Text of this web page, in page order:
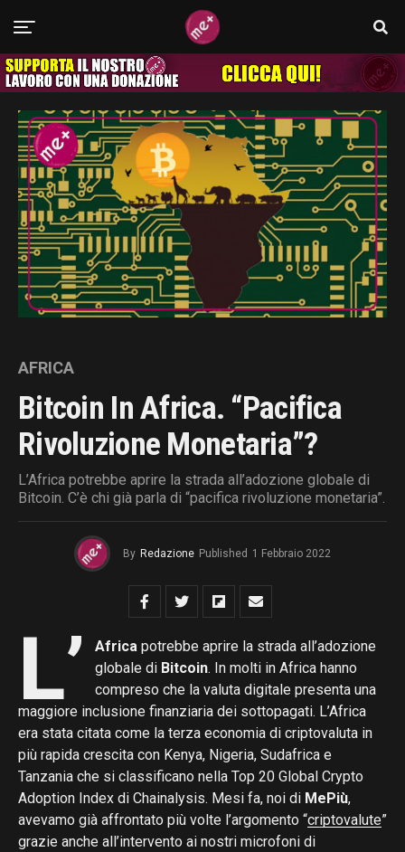
AFRICA
Bitcoin In Africa. “pacifica
Rivoluzione Monetaria”?
L’Africa potrebbe aprire la strada all’adozione globale di
Bitcoin. C’è chi già parla di “pacifica rivoluzione monetaria”.
By Redazione Published 1 Febbraio 2022
L’ Africapotrebbe aprire la strada all’adozione
globale di Bitcoin. In molti in Africa hanno
compreso che la valuta digitale presenta una
maggiore inclusione finanziaria dei sottopagati. L’Africa
era stata citata come la terza economia di criptovaluta in
più rapida crescita con Kenya, Nigeria, Sudafrica e
Tanzania che si classificano nella Top 20 Global Crypto
Adoption Index di Chainalysis. Mesi fa, noi di MePiù,
avevamo già affrontato più volte l’argomento “criptovalute”
grazie anche all’intervento ai nostri microfoni di